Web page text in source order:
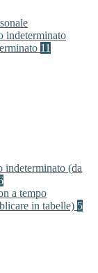
indeterminato
11
indeterminato (da
a tempo
in tabelle) 5